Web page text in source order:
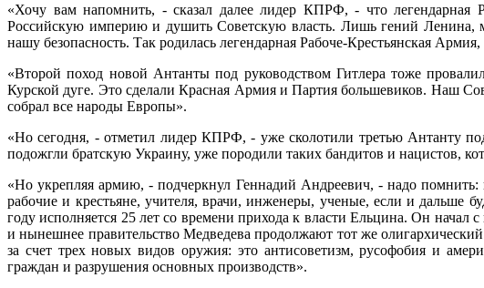
«Хочу вам напомнить, - сказал далее лидер КПРФ, - что легендарная
Российскую империю и душить Советскую власть. Лишь гений Ленина,
нашу безопасность. Так родилась легендарная Рабоче-Крестьянская
«Второй поход новой Антанты под руководством Гитлера тоже
Курской дуге. Это сделали Красная Армия и Партия большевиков. Наш
собрал все народы Европы».
«Но сегодня, - отметил лидер КПРФ, - уже сколотили третью Антанту
подожгли братскую Украину, уже породили таких бандитов и нацистов,
«Но укрепляя армию, - подчеркнул Геннадий Андреевич, - надо
рабочие и крестьяне, учителя, врачи, инженеры, ученые, если и
году исполняется 25 лет со времени прихода к власти Ельцина. Он
и нынешнее правительство Медведева продолжают тот же
за счет трех новых видов оружия: это антисоветизм, русофобия и
граждан и разрушения основных производств».